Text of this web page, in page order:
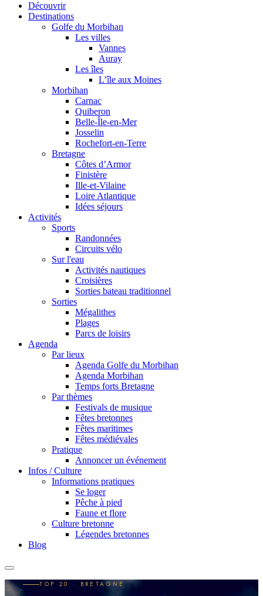
Découvrir
Destinations
Golfe du Morbihan
Les villes
Vannes
Auray
Les îles
L’île aux Moines
Morbihan
Carnac
Quiberon
Belle-Île-en-Mer
Josselin
Rochefort-en-Terre
Bretagne
Côtes d’Armor
Finistère
Ille-et-Vilaine
Loire Atlantique
Idées séjours
Activités
Sports
Randonnées
Circuits vélo
Sur l'eau
Activités nautiques
Croisières
Sorties bateau traditionnel
Sorties
Mégalithes
Plages
Parcs de loisirs
Agenda
Par lieux
Agenda Golfe du Morbihan
Agenda Morbihan
Temps forts Bretagne
Par thèmes
Festivals de musique
Fêtes bretonnes
Fêtes maritimes
Fêtes médiévales
Pratique
Annoncer un événement
Infos / Culture
Informations pratiques
Se loger
Pêche à pied
Faune et flore
Culture bretonne
Légendes bretonnes
Blog
TOP 20 · BRETAGNE